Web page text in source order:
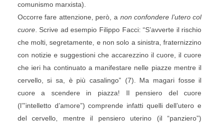
comunismo marxista).
Occorre fare attenzione, però, a non confondere l’utero col
cuore. Scrive ad esempio Filippo Facci: “S’avverte il rischio
che molti, segretamente, e non solo a sinistra, fraternizzino
con notizie e suggestioni che accarezzino il cuore, il cuore
che ieri ha continuato a manifestare nelle piazze mentre il
cervello, si sa, è più casalingo” (7). Ma magari fosse il
cuore a scendere in piazza! Il pensiero del cuore
(l’”intelletto d’amore”) comprende infatti quelli dell’utero e
del cervello, mentre il pensiero uterino (il “panziero”)